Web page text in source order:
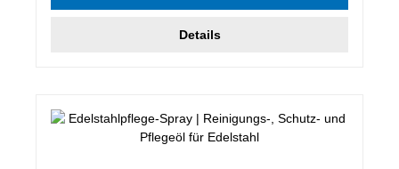
Details